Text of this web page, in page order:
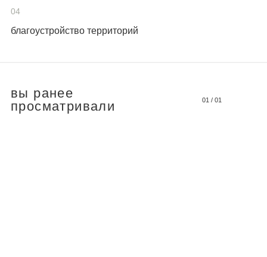
04
благоустройство территорий
вы ранее
просматривали
01 / 01